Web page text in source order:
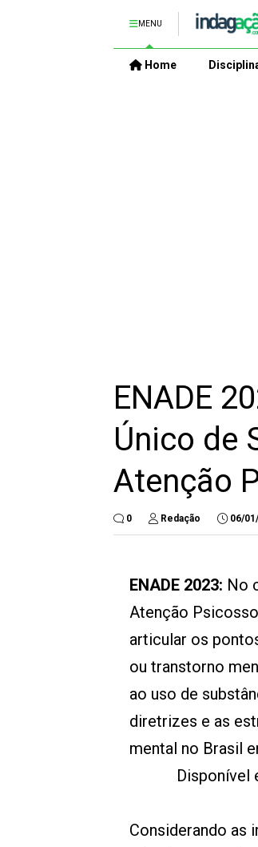
MENU
Home
ENADE
Único de
Atenção
0 Redação 06/
ENADE 2023: No
Atenção
articular os
ou transtorno
ao uso de
diretrizes e as
mental no Brasil
Disponível
Considerando as